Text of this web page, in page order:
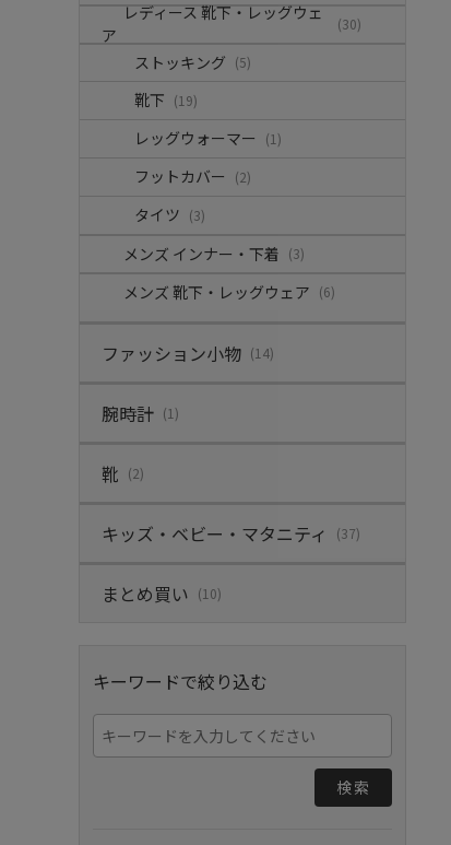
レディース 靴下・レッグウェ
ア
(30)
ストッキング (5)
靴下 (19)
レッグウォーマー (1)
フットカバー (2)
タイツ (3)
メンズ インナー・下着 (3)
メンズ 靴下・レッグウェア (6)
ファッション小物 (14)
腕時計 (1)
靴 (2)
キッズ・ベビー・マタニティ (37)
まとめ買い (10)
キーワードで絞り込む
検索